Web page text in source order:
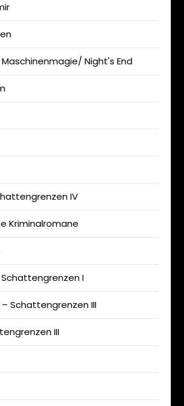
Night's End
IV
Kriminalromane
I
Schattengrenzen III
III